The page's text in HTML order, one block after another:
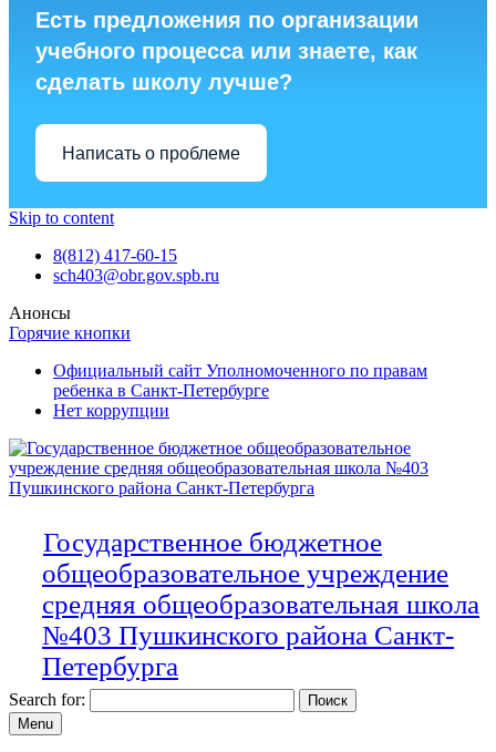
Есть предложения по организации
учебного процесса или знаете, как
сделать школу лучше?
Написать о проблеме
Skip to content
8(812) 417-60-15
sch403@obr.gov.spb.ru
Анонсы
Горячие кнопки
Официальный сайт Уполномоченного по правам
ребенка в Санкт-Петербурге
Нет коррупции
Государственное бюджетное
общеобразовательное учреждение
средняя общеобразовательная школа
№403 Пушкинского района Санкт-
Петербурга
Search for:
Menu